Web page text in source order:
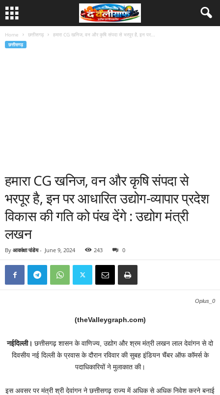
Home छत्तीसगढ़ हमारा CG खनिज, वन और कृषि संपदा से भरपूर है, इन पर...
छत्तीसगढ़
हमारा CG खनिज, वन और कृषि संपदा से
भरपूर है, इन पर आधारित उद्योग-व्यापार प्रदेश
विकास की गति को पंख देंगे : उद्योग मंत्री
लखन
By आकांक्षा पांडेय- June 9, 2024 243 0
Oplus_0
(theValleygraph.com)
नईदिल्ली। छत्तीसगढ़ शासन के वाणिज्य, उद्योग और श्रम मंत्री लखन लाल देवांगन से दो
दिवसीय नई दिल्ली के प्रवास के दौरान रविवार की सुबह इंडियन चैंबर ऑफ कॉमर्स के
पदाधिकारियों ने मुलाकात की।
इस अवसर पर मंत्री श्री देवांगन ने छत्तीसगढ़ राज्य में अधिक से अधिक निवेश करने बनाई